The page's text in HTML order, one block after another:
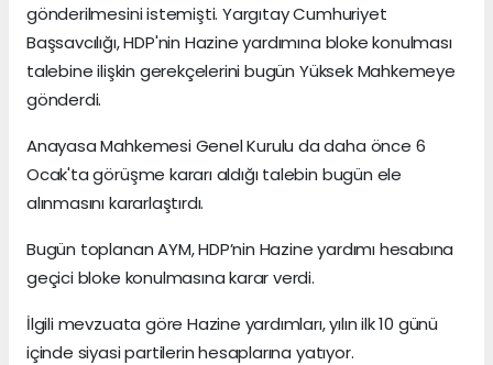
gönderilmesini istemişti. Yargıtay Cumhuriyet
Başsavcılığı, HDP'nin Hazine yardımına bloke konulması
talebine ilişkin gerekçelerini bugün Yüksek Mahkemeye
gönderdi.
Anayasa Mahkemesi Genel Kurulu da daha önce 6
Ocak'ta görüşme kararı aldığı talebin bugün ele
alınmasını kararlaştırdı.
Bugün toplanan AYM, HDP’nin Hazine yardımı hesabına
geçici bloke konulmasına karar verdi.
İlgili mevzuata göre Hazine yardımları, yılın ilk 10 günü
içinde siyasi partilerin hesaplarına yatıyor.